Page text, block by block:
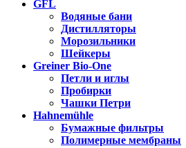
GFL
Водяные бани
Дистилляторы
Морозильники
Шейкеры
Greiner Bio-One
Петли и иглы
Пробирки
Чашки Петри
Hahnemühle
Бумажные фильтры
Полимерные мембраны